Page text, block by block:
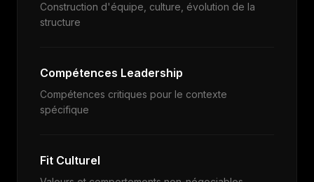
Construction d'équipe, culture, évolution de la
structure
Compétences Leadership
Compétences critiques pour le contexte
spécifique
Fit Culturel